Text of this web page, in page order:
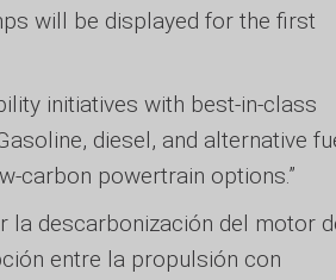
will be displayed for the first
initiatives with best-in-class
diesel, and alternative
carbon powertrain options.”
la descarbonización del motor
entre la propulsión con